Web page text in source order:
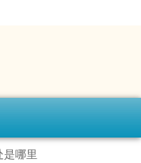
是哪里